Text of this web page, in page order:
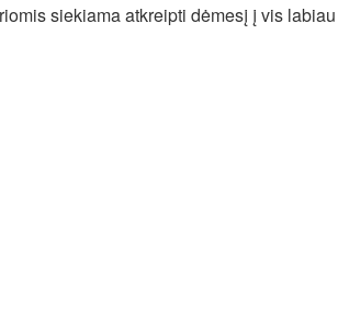
siekiama atkreipti dėmesį į vis labiau